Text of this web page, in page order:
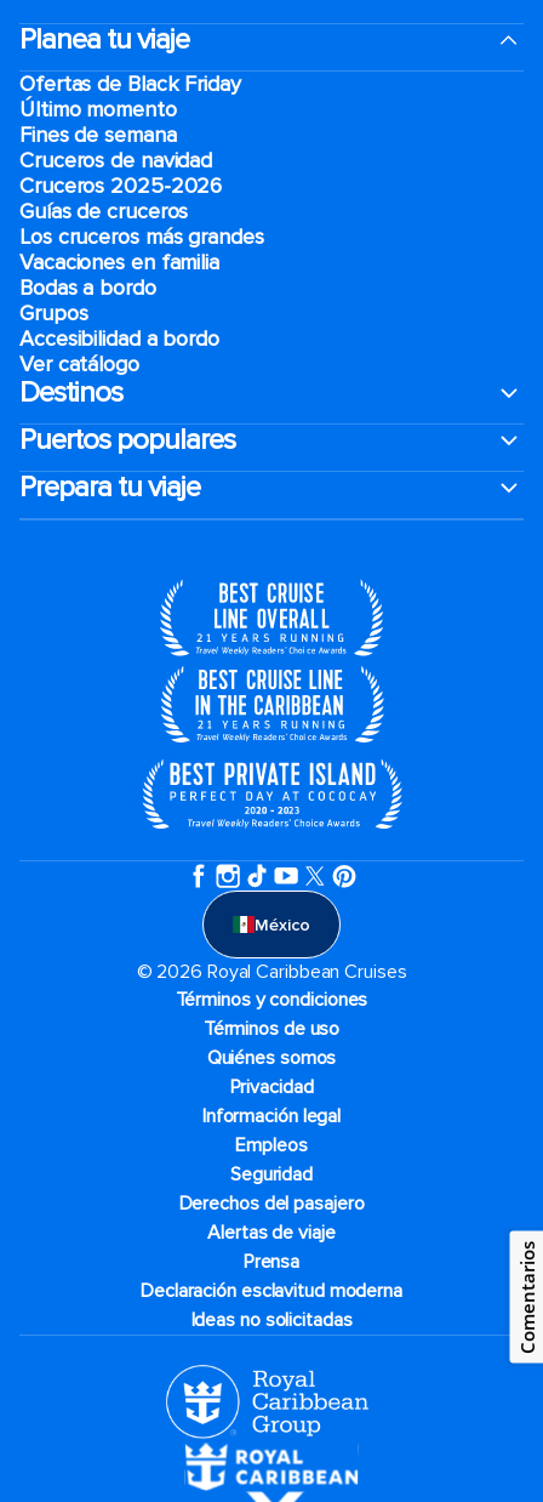
Planea tu viaje
Ofertas de Black Friday
Último momento
Fines de semana
Cruceros de navidad
Cruceros 2025-2026
Guías de cruceros
Los cruceros más grandes
Vacaciones en familia
Bodas a bordo
Grupos
Accesibilidad a bordo
Ver catálogo
Destinos
Puertos populares
Prepara tu viaje
México
© 2026 Royal Caribbean Cruises
Términos y condiciones
Términos de uso
Quiénes somos
Privacidad
Información legal
Empleos
Seguridad
Derechos del pasajero
Alertas de viaje
Prensa
Declaración esclavitud moderna
Ideas no solicitadas
Comentarios